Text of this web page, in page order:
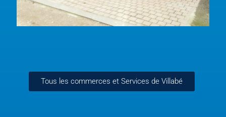
Tous les commerces et Services de Villabé